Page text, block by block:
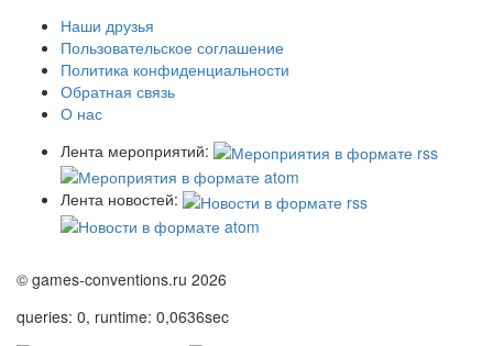
Наши друзья
Пользовательское соглашение
Политика конфиденциальности
Обратная связь
О нас
Лента мероприятий:
Лента новостей:
© games-conventions.ru 2026
queries: 0, runtime: 0,0636sec